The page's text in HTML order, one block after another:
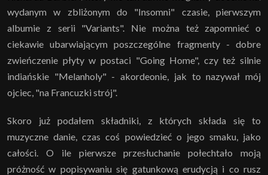
wydanym w zbliżonym do "Insomni" czasie, pierwszym
albumie z serii "Variants". Nie można też zapomnieć o
ciekawie ubarwiającym poszczególne fragmenty - dobre
zwieńczenie płyty w postaci "Going Home", czy też silnie
indiańskie "Melanholy" - akordeonie, jak to nazywał mój
ojciec, "na Francuzki strój".
Skoro już podałem składniki, z których składa się to
muzyczne danie, czas coś powiedzieć o jego smaku, jako
całości. O ile pierwsze przesłuchanie połechtało moją
próżność w popisywaniu się gatunkową erudycją i co rusz